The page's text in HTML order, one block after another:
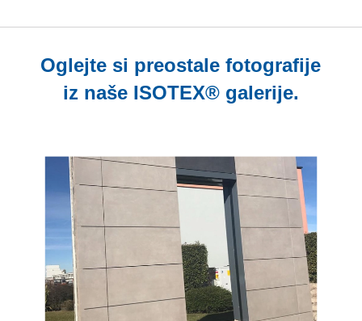
Oglejte si preostale fotografije
iz naše ISOTEX® galerije.